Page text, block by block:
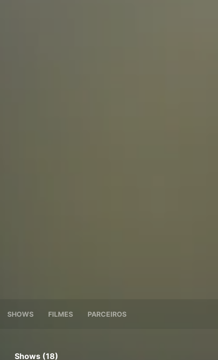
SHOWS FILMES PARCEIROS
Shows (18)